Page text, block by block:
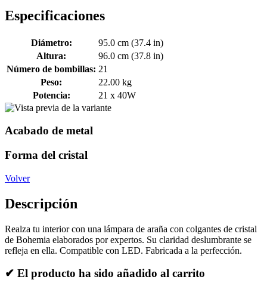
Especificaciones
Diámetro:
95.0 cm (37.4 in)
Altura:
96.0 cm (37.8 in)
Número de bombillas: 21
Peso:
22.00 kg
Potencia:
21 x 40W
Acabado de metal
Forma del cristal
Volver
Descripción
Realza tu interior con una lámpara de araña con colgantes de cristal
de Bohemia elaborados por expertos. Su claridad deslumbrante se
refleja en ella. Compatible con LED. Fabricada a la perfección.
✔ El producto ha sido añadido al carrito